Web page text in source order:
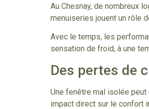
Au Chesnay, de nombreux
menuiseries jouent un rôle
Avec le temps, les
sensation de froid, à une
Des pertes de
Une fenêtre mal isolée
impact direct sur le confort